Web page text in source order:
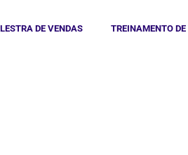
DE VENDAS TREINAMENTO